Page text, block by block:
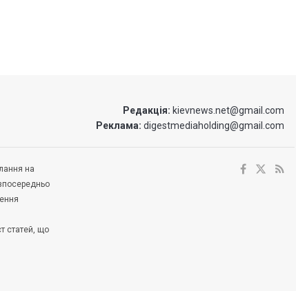
Редакція: kievnews.net@gmail.com
Реклама: digestmediaholding@gmail.com
на
статей, що